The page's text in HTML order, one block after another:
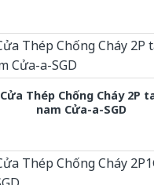
Cửa Thép Chống Cháy 2P
nam Cửa-a-SGD